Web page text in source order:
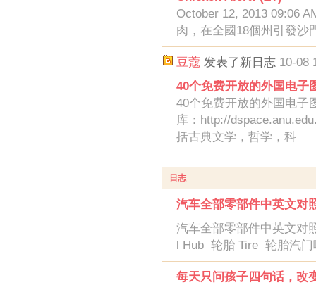
October 12, 2013 09:06
肉，在全國18個州引發沙
豆蔻 发表了新日志 10-08
40个免费开放的外国电子
40个免费开放的外国电子
库：http://
括古典文学，哲学，科
日志
汽车全部零部件中英文对
汽车全部零部件中英文对
l Hub 轮胎 Tire 轮胎汽门
每天只问孩子四句话，改